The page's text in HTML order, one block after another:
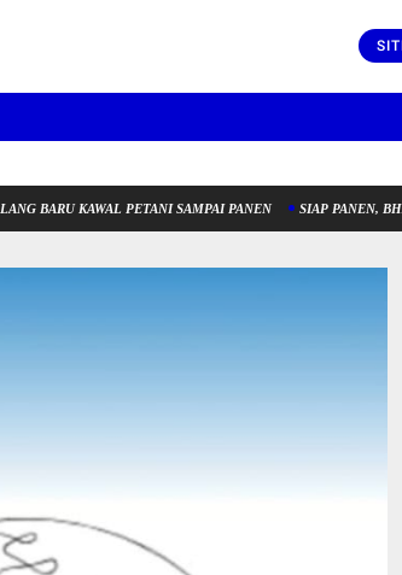
PETANI SAMPAI PANEN SIAP PANEN,